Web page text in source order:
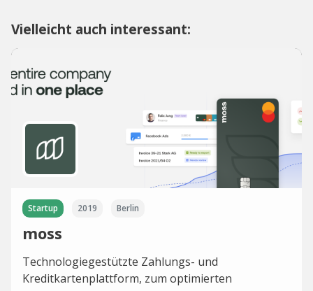
Vielleicht auch interessant:
Startup 2019 Berlin
moss
Technologiegestützte Zahlungs- und
Kreditkartenplattform, zum optimierten